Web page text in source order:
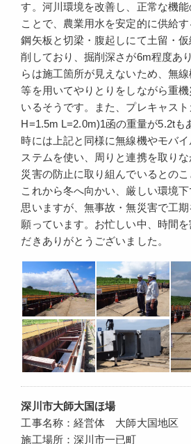
す。河川環境を改善し、正常な機
ことで、農業用水を安定的に供給す
鋼矢板と切梁・腹起しにて土留・
削しており、掘削深さが6m程度あ
らは施工箇所が見えないため、無
等を用いてやりとりをしながら重
いるそうです。また、プレキャス
H=1.5m L=2.0m)1函の重量が5.2tも
時には上記と同様に無線機やモバ
ステムを使い、周りと連携を取り
災害の防止に取り組んでいるとのこ
これから冬へ向かい、厳しい環境
思いますが、無事故・無災害で工
願っています。お忙しい中、時間
だきありがとうございました。
深川市大師大国ほ場
工事名称：経営体 大師大国地区
施工場所：深川市一已町